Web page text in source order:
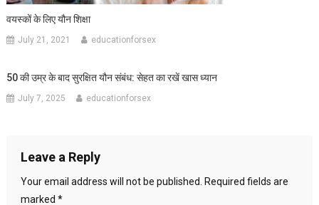
वयस्कों के लिए यौन शिक्षा
July 21, 2021 educationforsex
50 की उम्र के बाद सुरक्षित यौन संबंध: सेहत का रखें खास ध्यान
July 7, 2025 educationforsex
Leave a Reply
Your email address will not be published. Required fields are
marked *